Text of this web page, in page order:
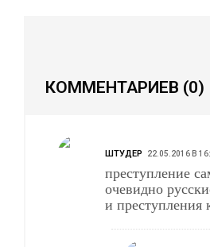
КОММЕНТАРИЕВ (0)
ШТУДЕР 22.05.2016 В
преступление само в
очевидно русские вымирают как мамонты за богоборчество
и преступления